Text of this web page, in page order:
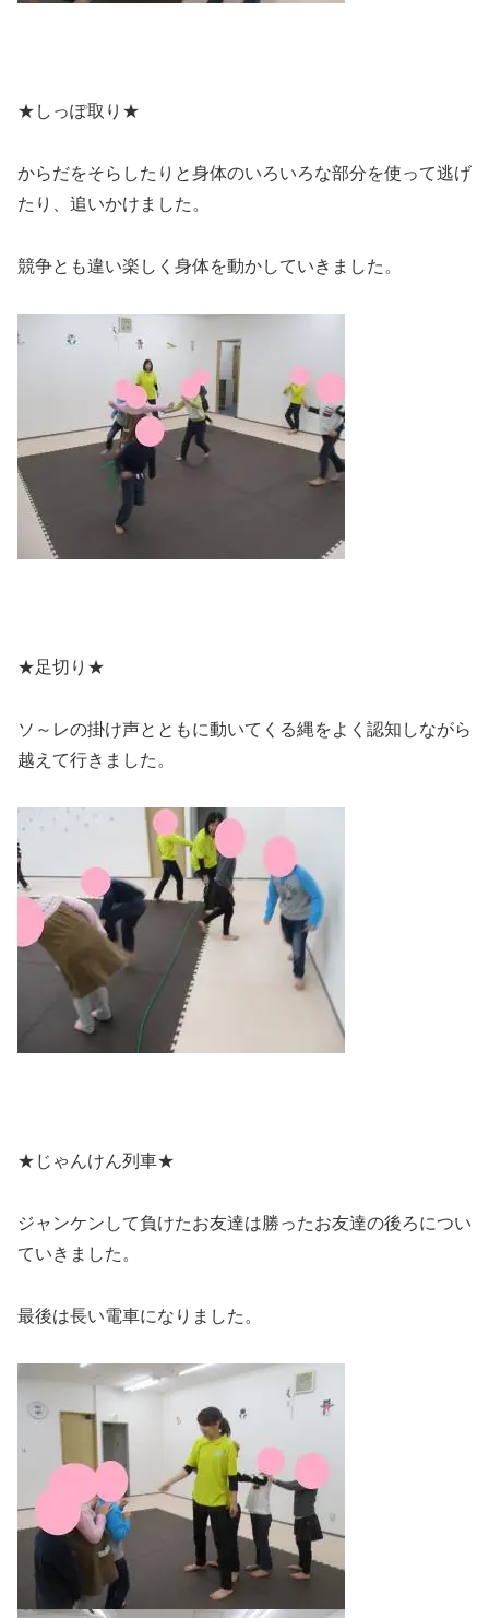
★しっぽ取り★
からだをそらしたりと身体のいろいろな部分を使って逃げ
たり、追いかけました。
競争とも違い楽しく身体を動かしていきました。
★足切り★
ソ～レの掛け声とともに動いてくる縄をよく認知しながら
越えて行きました。
★じゃんけん列車★
ジャンケンして負けたお友達は勝ったお友達の後ろについ
ていきました。
最後は長い電車になりました。